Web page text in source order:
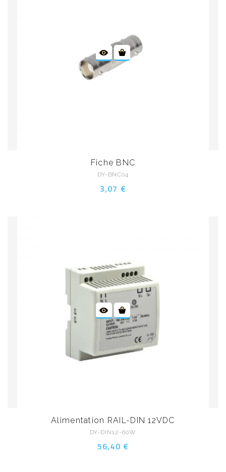
Fiche BNC
DY-BNC04
3,07 €
Alimentation RAIL-DIN 12VDC
DY-DIN12-60W
56,40 €